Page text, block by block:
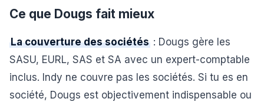
Ce que Dougs fait mieux
La couverture des sociétés : Dougs gère les
SASU, EURL, SAS et SA avec un expert-comptable
inclus. Indy ne couvre pas les sociétés. Si tu es en
société, Dougs est objectivement indispensable ou